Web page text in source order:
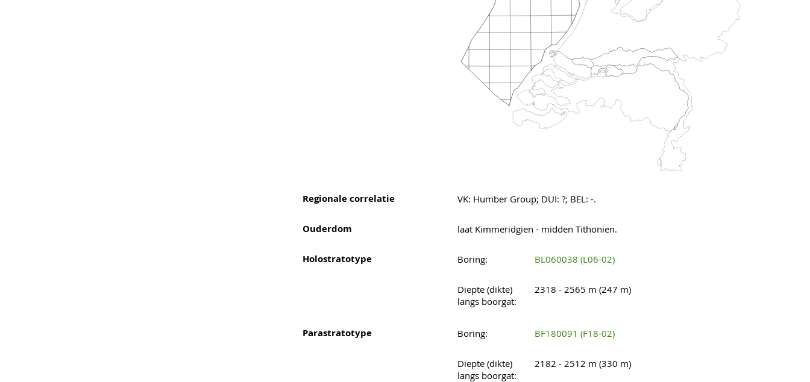
Regionale correlatie VK: Humber Group; DUI: ?; BEL: -.
Ouderdom laat Kimmeridgien - midden Tithonien.
Holostratotype Boring: BL060038 (L06-02)
Diepte (dikte)
langs boorgat:
2318 - 2565 m (247 m)
Parastratotype Boring: BF180091 (F18-02)
Diepte (dikte)
langs boorgat:
2182 - 2512 m (330 m)